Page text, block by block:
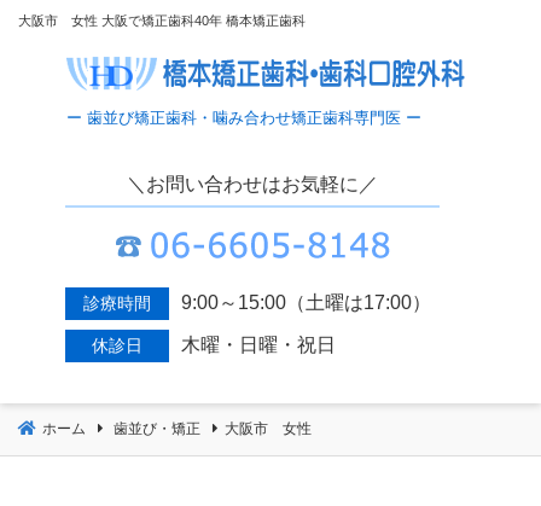
大阪市 女性 大阪で矯正歯科40年 橋本矯正歯科
＼お問い合わせはお気軽に／
診療時間 9:00～15:00（土曜は17:00）
休診日 木曜・日曜・祝日
ホーム 歯並び・矯正 大阪市 女性